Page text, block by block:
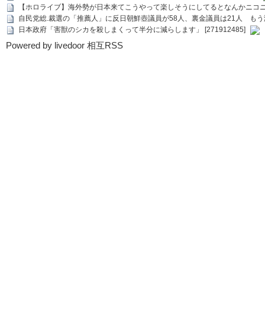
【ホロライブ】海外勢が日本来てこうやって楽しそうにしてるとなんかニコ
自民党総.裁選の「推薦人」に反日朝鮮壺議員が58人、裏金議員は21人 も
日本政府「害獣のシカを殺しまくって半分に減らします」 [271912485]
Powered by livedoor 相互RSS